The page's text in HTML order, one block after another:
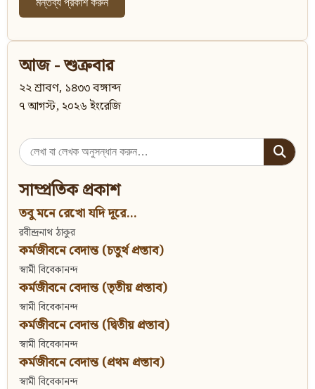
আজ - শুক্রবার
২২ শ্রাবণ, ১৪৩৩ বঙ্গাব্দ
৭ আগস্ট, ২০২৬ ইংরেজি
Search
for:
সাম্প্রতিক প্রকাশ
তবু মনে রেখো যদি দূরে...
রবীন্দ্রনাথ ঠাকুর
কর্মজীবনে বেদান্ত (চতুর্থ প্রস্তাব)
স্বামী বিবেকানন্দ
কর্মজীবনে বেদান্ত (তৃতীয় প্রস্তাব)
স্বামী বিবেকানন্দ
কর্মজীবনে বেদান্ত (দ্বিতীয় প্রস্তাব)
স্বামী বিবেকানন্দ
কর্মজীবনে বেদান্ত (প্রথম প্রস্তাব)
স্বামী বিবেকানন্দ